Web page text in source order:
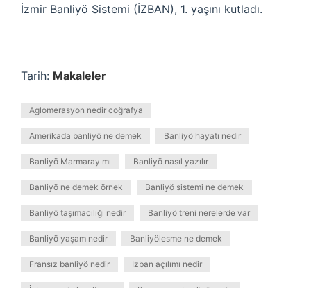
İzmir Banliyö Sistemi (İZBAN), 1. yaşını kutladı.
Tarih: Makaleler
Aglomerasyon nedir coğrafya
Amerikada banliyö ne demek Banliyö hayatı nedir
Banliyö Marmaray mı Banliyö nasıl yazılır
Banliyö ne demek örnek Banliyö sistemi ne demek
Banliyö taşımacılığı nedir Banliyö treni nerelerde var
Banliyö yaşam nedir Banliyölesme ne demek
Fransız banliyö nedir İzban açılımı nedir